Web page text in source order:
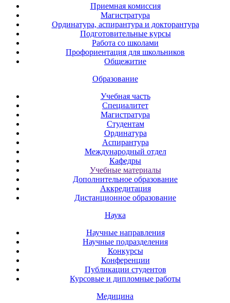
Приемная комиссия
Магистратура
Ординатура, аспирантура и докторантура
Подготовительные курсы
Работа со школами
Профориентация для школьников
Общежитие
Образование
Учебная часть
Специалитет
Магистратура
Студентам
Ординатура
Аспирантура
Международный отдел
Кафедры
Учебные материалы
Дополнительное образование
Аккредитация
Дистанционное образование
Наука
Научные направления
Научные подразделения
Конкурсы
Конференции
Публикации студентов
Курсовые и дипломные работы
Медицина